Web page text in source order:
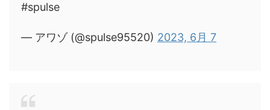
#spulse
— アワゾ (@spulse95520) 2023, 6月 7